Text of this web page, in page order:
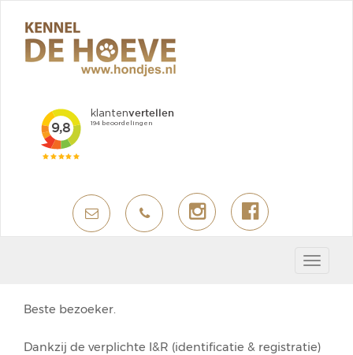
Toggle
Beste bezoeker.
Dankzij de verplichte I&R (identificatie & registratie)